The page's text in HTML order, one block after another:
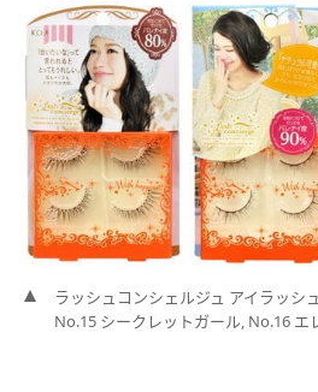
ラッシュコンシェルジュ アイラッシ
No.15 シークレットガール, No.16 エ